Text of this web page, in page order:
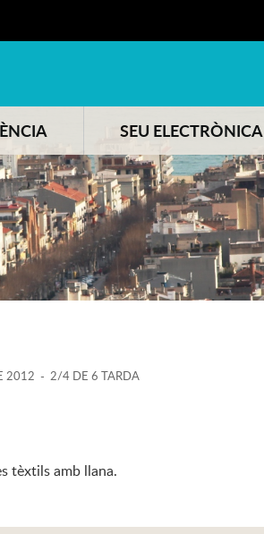
SEU ELECTRÒNICA
2012 - 2/4 DE 6 TARDA
tèxtils amb llana.